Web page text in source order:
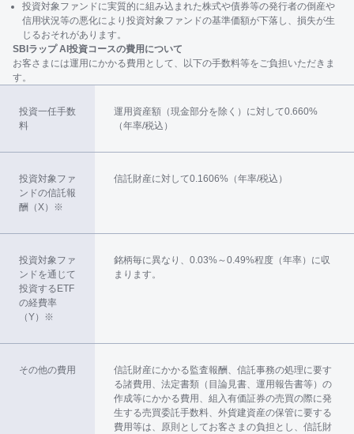
投資対象ファンドに実質的に組み込まれた株式や債券等の発行者の倒産や
信用状況等の悪化により投資対象ファンドの基準価額が下落し、損失が生
じるおそれがあります。
SBIラップ AI投資コースの費用について
お客さまには運用にかかる費用として、以下の手数料等をご負担いただきま
す。
投資一任手数
料
運用資産額（現金部分を除く）に対して0.660%
（年率/税込）
投資対象ファ
ンドの信託報
酬（X）※
信託財産に対して0.1606%（年率/税込）
投資対象ファ
ンドを通じて
投資するETF
の経費率
（Y）※
銘柄毎に異なり、0.03%～0.49%程度（年率）に収
まります。
その他の費用
信託財産にかかる監査報酬、信託事務の処理に要す
る諸費用、法定書類（目論見書、運用報告書等）の
作成等にかかる費用、組入有価証券の売買の際に発
生する売買委託手数料、外貨建資産の保管に要する
費用等は、原則としてお客さまの負担とし、信託財